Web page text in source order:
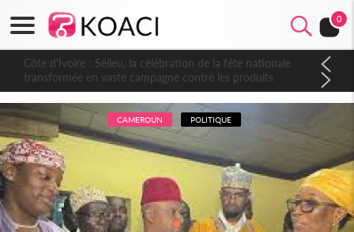
0
Côte d'Ivoire : Séileu, la célébration de la fête nationale
transformée en vaste campagne contre les produits
dépigmentants dangereux
CAMEROUN POLITIQUE